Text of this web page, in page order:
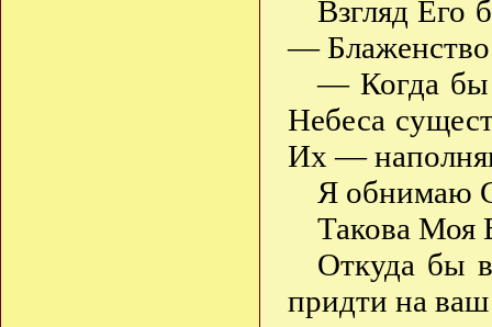
Взгляд Его
— Блаженство
— Когда бы
Небеса
Их —
Я обнимаю
Такова Моя
Откуда бы
придти на